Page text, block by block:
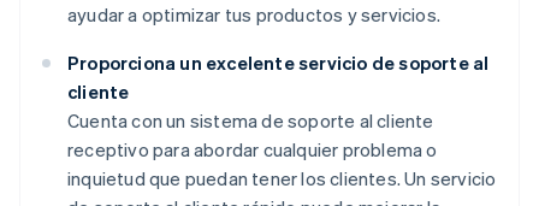
ayudar a optimizar tus productos y servicios.
Proporciona un excelente servicio de soporte al
cliente
Cuenta con un sistema de soporte al cliente
receptivo para abordar cualquier problema o
inquietud que puedan tener los clientes. Un servicio